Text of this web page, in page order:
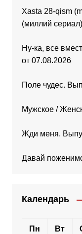
Xasta 28-qism
(миллий сериал)
Ну-ка, все
от 07.08.2026
Поле чудес.
Мужское /
Жди меня.
Давай
Календарь
Пн Вт